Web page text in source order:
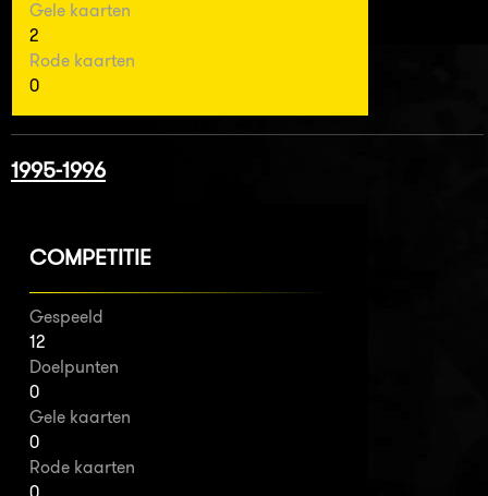
Gele kaarten
2
Rode kaarten
0
1995-1996
COMPETITIE
Gespeeld
12
Doelpunten
0
Gele kaarten
0
Rode kaarten